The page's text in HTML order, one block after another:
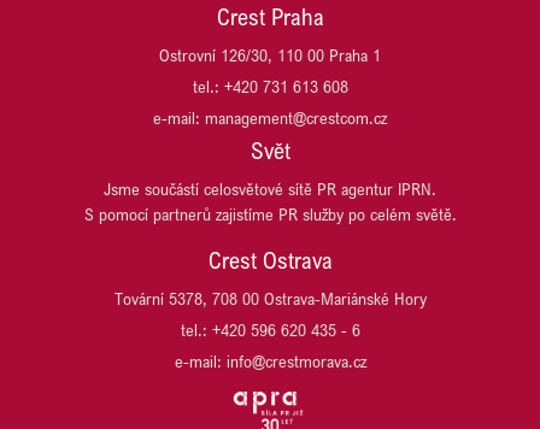
PASSERINVEST GROUP
PLZEŇSKÝ PRAZDROJ, PIVOVAR RADEGAST
REALISM (DŘÍVE T.E)
SCHNEIDER ELECTRIC
UBM DEVELOPMENT CZECHIA
VARYÁDA KARLOVY VARY
HOCHTIEF DEVELOPMENT
ITT OSTRAVA
JRD/JRD GROUP
KB PENZIJNÍ SPOLEČNOST
Crest Praha
Ostrovní 126/30, 110 00 Praha 1
tel.: +420 731 613 608
e-mail: management@crestcom.cz
Svět
Jsme součástí celosvětové sítě PR agentur IPRN.
S pomocí partnerů zajistíme PR služby po celém světě.
Crest Ostrava
Tovární 5378, 708 00 Ostrava-Mariánské Hory
tel.: +420 596 620 435 - 6
e-mail: info@crestmorava.cz